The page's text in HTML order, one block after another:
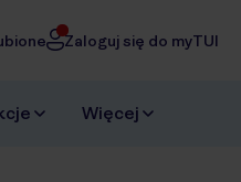
Zaloguj się do myTUI
Więcej